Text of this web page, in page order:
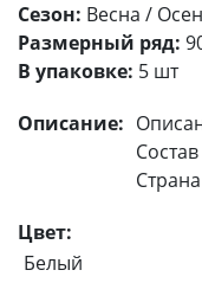
Сезон: Весна /
Размерный ряд:
В упаковке: 5 шт
Описание:
Цвет:
Белый